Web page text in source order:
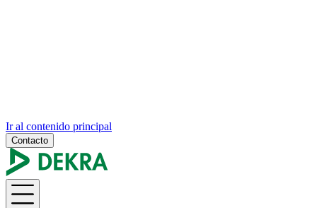
Ir al contenido principal
Contacto